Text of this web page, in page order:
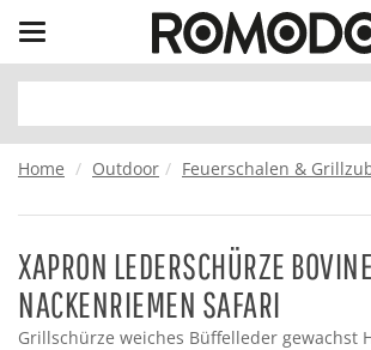
Toggle
navigation
Home Outdoor Feuerschalen &
XAPRON LEDERSCHÜRZE
NACKENRIEMEN SAFARI
Grillschürze weiches Büffelleder gewachst